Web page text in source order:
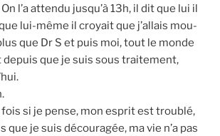
l’a atten­du jusqu’à 13h, il dit que lui il
lui-même il croyait que j’allais mou­
que Dr S et puis moi, tout le monde
depuis que je suis sous trai­te­ment,
si je pense, mon esprit est trou­blé,
que je suis décou­ra­gée, ma vie n’a pas